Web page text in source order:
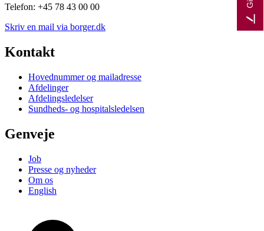
Telefon: +45 78 43 00 00
Skriv en mail via borger.dk
Kontakt
Hovednummer og mailadresse
Afdelinger
Afdelingsledelser
Sundheds- og hospitalsledelsen
Genveje
Job
Presse og nyheder
Om os
English